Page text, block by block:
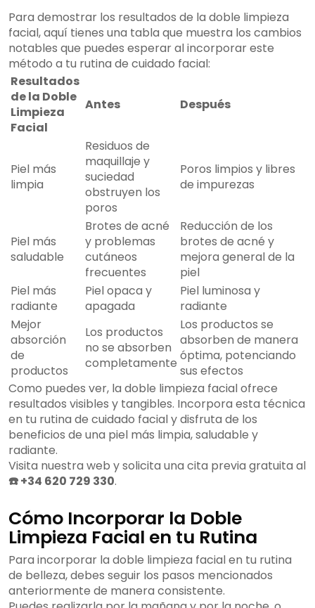
Para demostrar los resultados de la doble limpieza
facial, aquí tienes una tabla que muestra los cambios
notables que puedes esperar al incorporar este
método a tu rutina de cuidado facial:
Resultados
de la Doble
Limpieza
Facial
Antes Después
Piel más
limpia
Residuos de
maquillaje y
suciedad
obstruyen los
poros
Poros limpios y libres
de impurezas
Piel más
saludable
Brotes de acné
y problemas
cutáneos
frecuentes
Reducción de los
brotes de acné y
mejora general de la
piel
Piel más
radiante
Piel opaca y
apagada
Piel luminosa y
radiante
Mejor
absorción
de
productos
Los productos
no se absorben
completamente
Los productos se
absorben de manera
óptima, potenciando
sus efectos
Como puedes ver, la doble limpieza facial ofrece
resultados visibles y tangibles. Incorpora esta técnica
en tu rutina de cuidado facial y disfruta de los
beneficios de una piel más limpia, saludable y
radiante.
Visita nuestra web y solicita una cita previa gratuita al
☎️ +34 620 729 330.
Cómo Incorporar la Doble
Limpieza Facial en tu Rutina
Para incorporar la doble limpieza facial en tu rutina
de belleza, debes seguir los pasos mencionados
anteriormente de manera consistente.